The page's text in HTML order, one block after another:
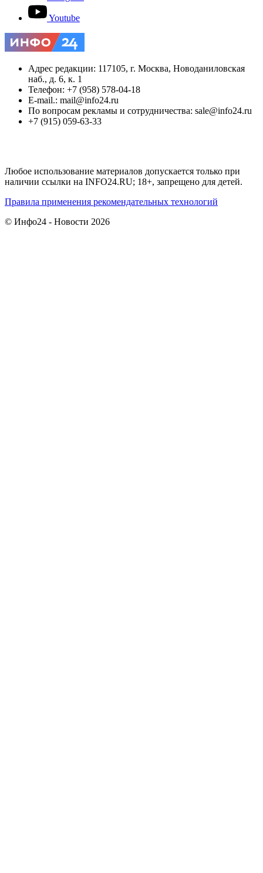
Youtube
Адрес редакции: 117105, г. Москва, Новоданиловская
наб., д. 6, к. 1
Телефон: +7 (958) 578-04-18
E-mail.: mail@info24.ru
По вопросам рекламы и сотрудничества: sale@info24.ru
+7 (915) 059-63-33
Любое использование материалов допускается только при
наличии ссылки на INFO24.RU; 18+, запрещено для детей.
Правила применения рекомендательных технологий
© Инфо24 - Новости 2026